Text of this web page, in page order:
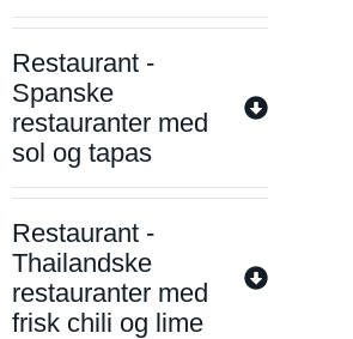
Restaurant -
Spanske
restauranter med
sol og tapas
Restaurant -
Thailandske
restauranter med
frisk chili og lime